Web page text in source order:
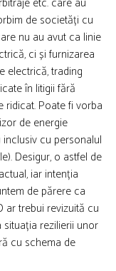
de societăți cu
nu au avut ca linie
ci și furnizarea
electrică, trading
în litigii fără
ridicat. Poate fi vorba
de energie
cu personalul
Desigur, o astfel de
iar intenția
de părere ca
ar trebui revizuită cu
rezilierii unor
cu schema de